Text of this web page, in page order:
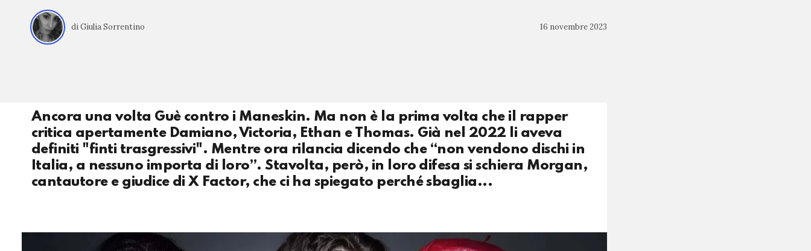
di Giulia Sorrentino 16 novembre 2023
Ancora una volta Guè contro i Maneskin. Ma non è la prima volta che il rapper
critica apertamente Damiano, Victoria, Ethan e Thomas. Già nel 2022 li aveva
definiti "finti trasgressivi". Mentre ora rilancia dicendo che “non vendono dischi in
Italia, a nessuno importa di loro”. Stavolta, però, in loro difesa si schiera Morgan,
cantautore e giudice di X Factor, che ci ha spiegato perché sbaglia...